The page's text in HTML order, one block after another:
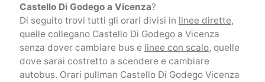
Castello Di Godego a Vicenza?
Di seguito trovi tutti gli orari divisi in linee dirette,
quelle collegano Castello Di Godego a Vicenza
senza dover cambiare bus e linee con scalo, quelle
dove sarai costretto a scendere e cambiare
autobus. Orari pullman Castello Di Godego Vicenza